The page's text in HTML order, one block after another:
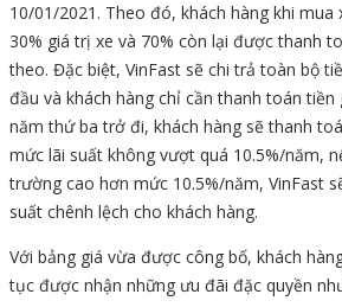
10/01/2021. Theo đó, khách hàng khi
30% giá trị xe và 70% còn lại được thanh
theo. Đặc biệt, VinFast sẽ chi trả toàn bộ
đầu và khách hàng chỉ cần thanh toán tiền
năm thứ ba trở đi, khách hàng sẽ thanh
mức lãi suất không vượt quá 10.5%/năm,
trường cao hơn mức 10.5%/năm, VinFast
suất chênh lệch cho khách hàng.
Với bảng giá vừa được công bố, khách
tục được nhận những ưu đãi đặc quyền